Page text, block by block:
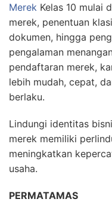
Merek Kelas 10 mulai
merek, penentuan
dokumen, hingga
pengalaman
pendaftaran merek,
lebih mudah, cepat,
berlaku.
Lindungi identitas
merek memiliki
meningkatkan
usaha.
PERMATAMAS